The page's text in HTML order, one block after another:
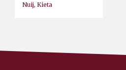
Nuij, Kieta